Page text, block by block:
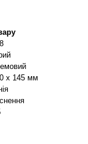
х 145 мм